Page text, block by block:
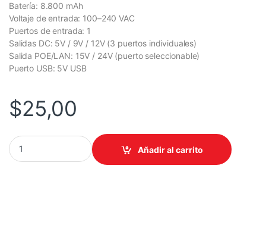
Batería: 8.800 mAh
Voltaje de entrada: 100–240 VAC
Puertos de entrada: 1
Salidas DC: 5V / 9V / 12V (3 puertos individuales)
Salida POE/LAN: 15V / 24V (puerto seleccionable)
Puerto USB: 5V USB
$25,00
MINI UPS Y BANCO DE BATERIA EZ POWER 8.800mAh - 21W
Añadir al carrito